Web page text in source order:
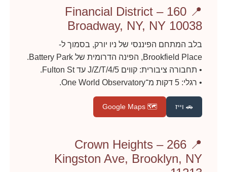
📍 Financial District – 160
Broadway, NY, NY 10038
בלב המתחם הפיננסי של ניו יורק, בסמוך ל-
Brookfield Place, הפינה הדרומית של Battery Park.
• תחבורה ציבורית: קווים 4/5/J/Z/T עד Fulton St.
• רגלי: 5 דקות מ־One World Observatory.
🚗 וייז 🗺️ Google Maps
📍 Crown Heights – 266
Kingston Ave, Brooklyn, NY